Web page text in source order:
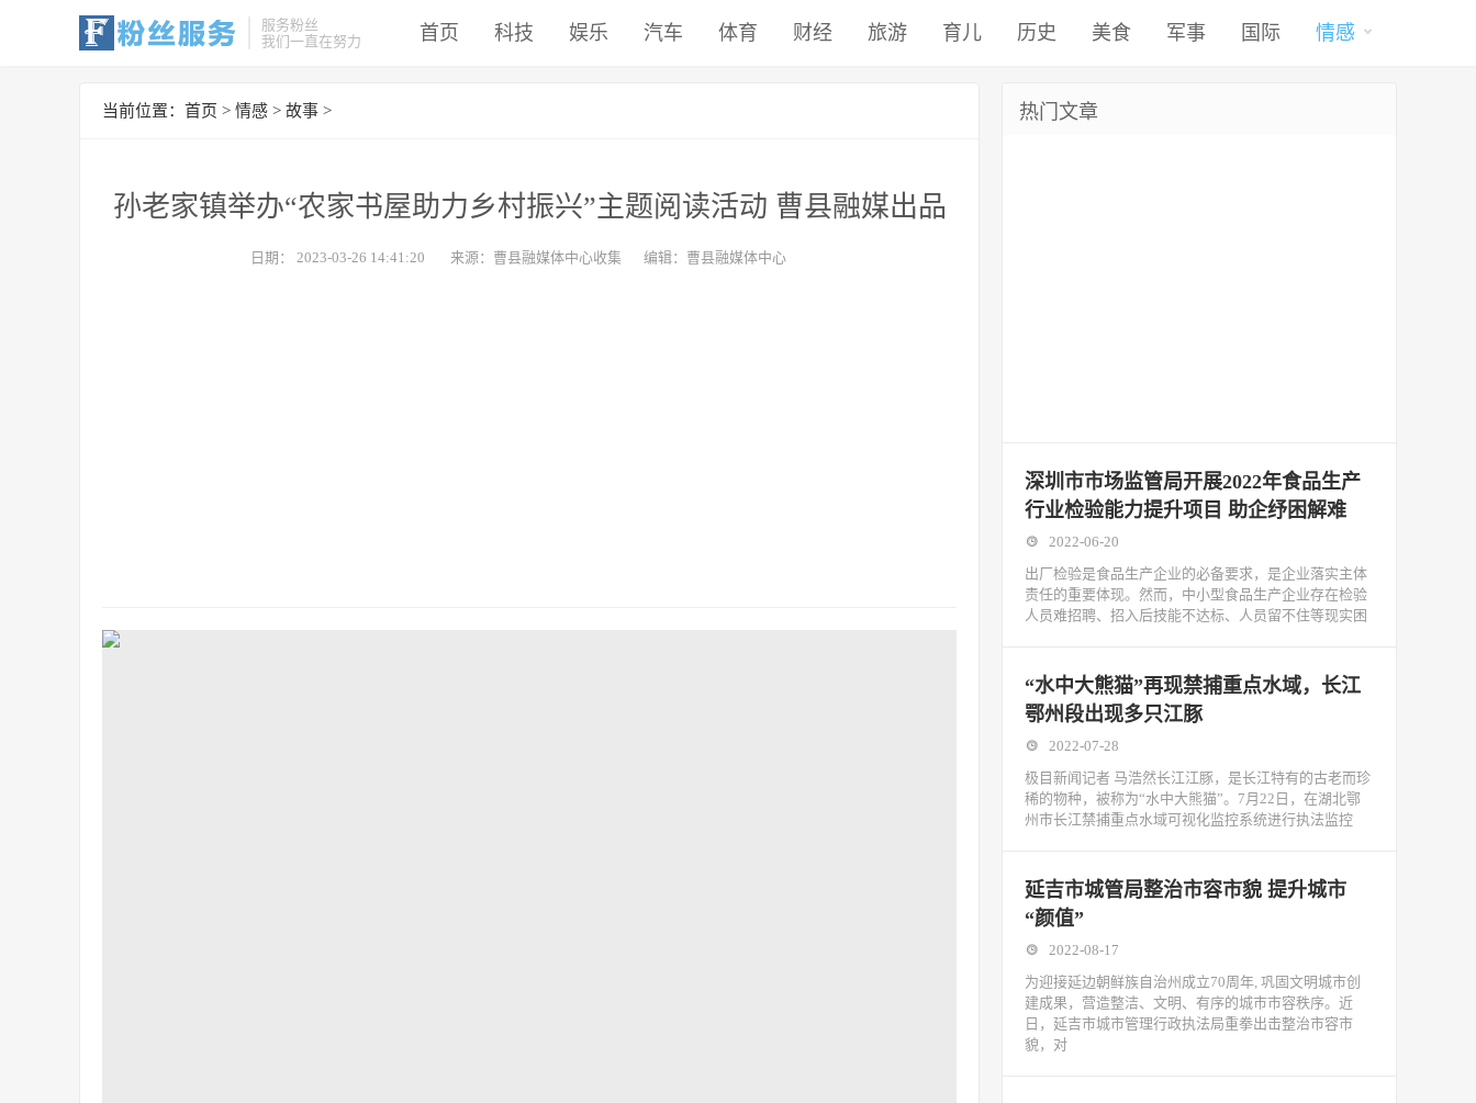
服务粉丝
我们一直在努力
首页 科技 娱乐 汽车 体育 财经 旅游 育儿 历史 美食 军事 国际 情感
当前位置： 首页 > 情感 > 故事 >
孙老家镇举办“农家书屋助力乡村振兴”主题阅读活动 曹县融媒出品
日期： 2023-03-26 14:41:20 来源：曹县融媒体中心收集 编辑：曹县融媒体中心
热门文章
深圳市市场监管局开展2022年食品生产
行业检验能力提升项目 助企纾困解难
2022-06-20
出厂检验是食品生产企业的必备要求，是企业落实主体
责任的重要体现。然而，中小型食品生产企业存在检验
人员难招聘、招入后技能不达标、人员留不住等现实困
“水中大熊猫”再现禁捕重点水域，长江
鄂州段出现多只江豚
2022-07-28
极目新闻记者 马浩然长江江豚，是长江特有的古老而珍
稀的物种，被称为“水中大熊猫”。7月22日，在湖北鄂
州市长江禁捕重点水域可视化监控系统进行执法监控
延吉市城管局整治市容市貌 提升城市
“颜值”
2022-08-17
为迎接延边朝鲜族自治州成立70周年, 巩固文明城市创
建成果，营造整洁、文明、有序的城市市容秩序。近
日，延吉市城市管理行政执法局重拳出击整治市容市
貌，对